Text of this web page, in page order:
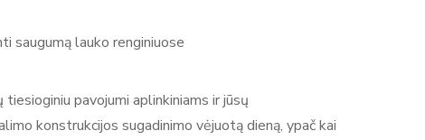
pavojumi aplinkiniams ir jūsų
konstrukcijos sugadinimo vėjuotą dieną, ypač kai